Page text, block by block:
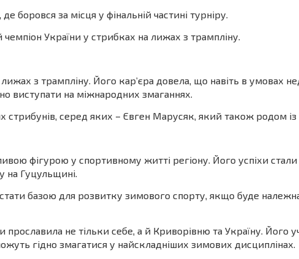
боровся за місця у фінальній частині турніру.
України у стрибках на лижах з трампліну.
з трампліну. Його кар’єра довела, що навіть в умовах
виступати на міжнародних змаганнях.
серед яких – Євген Марусяк, який також родом із
фігурою у спортивному житті регіону. Його успіхи
на Гуцульщині.
базою для розвитку зимового спорту, якщо буде
не тільки себе, а й Криворівню та Україну. Його
гідно змагатися у найскладніших зимових дисциплінах.